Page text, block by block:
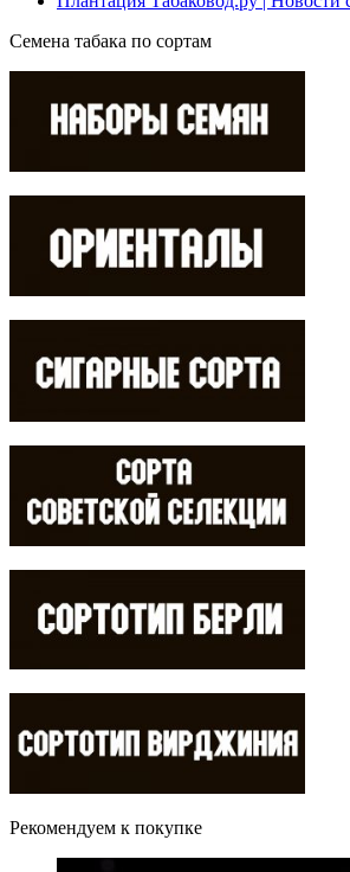
Семена табака по сортам
Рекомендуем к покупке